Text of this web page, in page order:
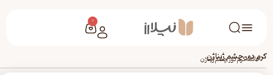
0
خانه/کرم دور چشم ژیناژن
کرم دور چشم ژیناژن